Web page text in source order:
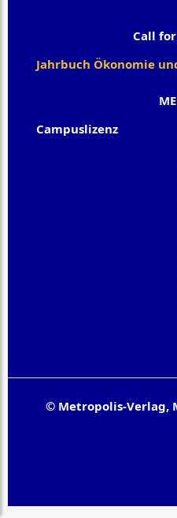
Campuslizenz
Call
Jahrbuch Ökonomie
© Metropolis-Verlag,